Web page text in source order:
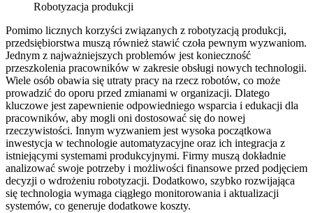
Robotyzacja produkcji
Pomimo licznych korzyści związanych z robotyzacją produkcji,
przedsiębiorstwa muszą również stawić czoła pewnym wyzwaniom.
Jednym z najważniejszych problemów jest konieczność
przeszkolenia pracowników w zakresie obsługi nowych technologii.
Wiele osób obawia się utraty pracy na rzecz robotów, co może
prowadzić do oporu przed zmianami w organizacji. Dlatego
kluczowe jest zapewnienie odpowiedniego wsparcia i edukacji dla
pracowników, aby mogli oni dostosować się do nowej
rzeczywistości. Innym wyzwaniem jest wysoka początkowa
inwestycja w technologie automatyzacyjne oraz ich integracja z
istniejącymi systemami produkcyjnymi. Firmy muszą dokładnie
analizować swoje potrzeby i możliwości finansowe przed podjęciem
decyzji o wdrożeniu robotyzacji. Dodatkowo, szybko rozwijająca
się technologia wymaga ciągłego monitorowania i aktualizacji
systemów, co generuje dodatkowe koszty.